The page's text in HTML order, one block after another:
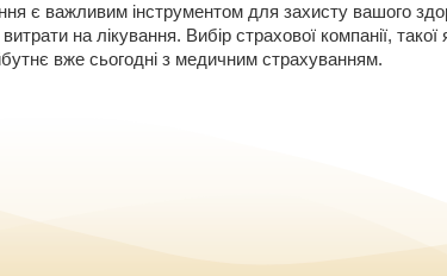
є важливим інструментом для захисту вашого
на лікування. Вибір страхової компанії,
вже сьогодні з медичним страхуванням.